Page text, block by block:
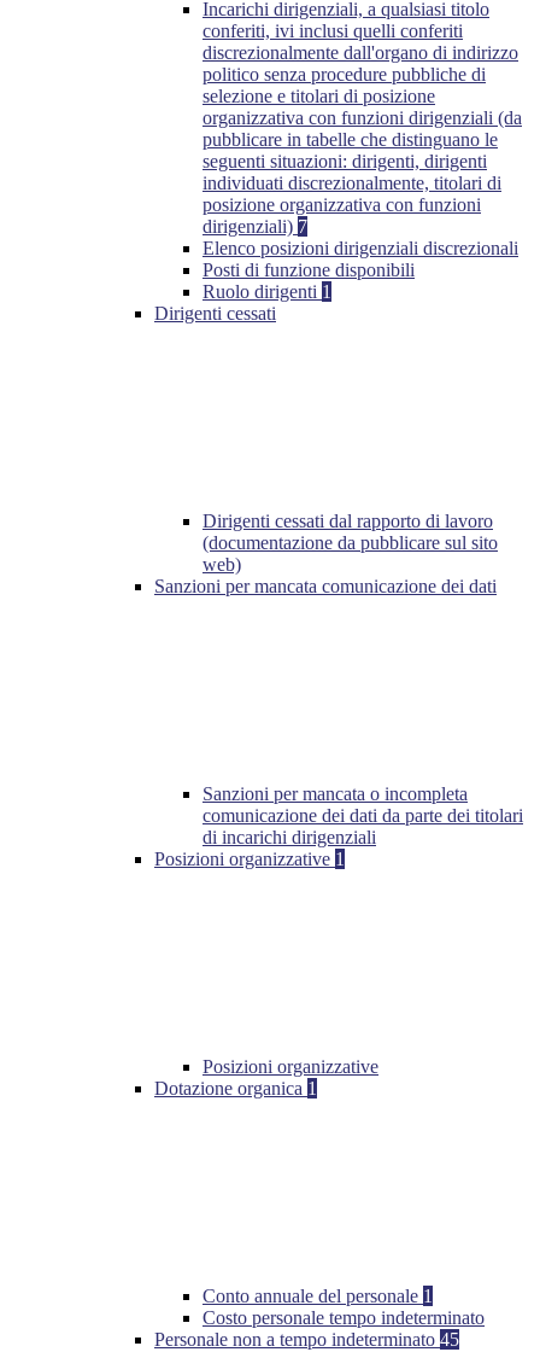
Incarichi dirigenziali, a qualsiasi titolo
conferiti, ivi inclusi quelli conferiti
discrezionalmente dall'organo di indirizzo
politico senza procedure pubbliche di
selezione e titolari di posizione
organizzativa con funzioni dirigenziali (da
pubblicare in tabelle che distinguano le
seguenti situazioni: dirigenti, dirigenti
individuati discrezionalmente, titolari di
posizione organizzativa con funzioni
dirigenziali) 7
Elenco posizioni dirigenziali discrezionali
Posti di funzione disponibili
Ruolo dirigenti 1
Dirigenti cessati
Dirigenti cessati dal rapporto di lavoro
(documentazione da pubblicare sul sito
web)
Sanzioni per mancata comunicazione dei dati
Sanzioni per mancata o incompleta
comunicazione dei dati da parte dei titolari
di incarichi dirigenziali
Posizioni organizzative 1
Posizioni organizzative
Dotazione organica 1
Conto annuale del personale 1
Costo personale tempo indeterminato
Personale non a tempo indeterminato 45